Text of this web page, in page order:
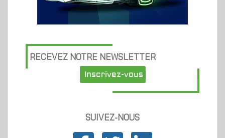
RECEVEZ NOTRE NEWSLETTER
Inscrivez-vous
SUIVEZ-NOUS